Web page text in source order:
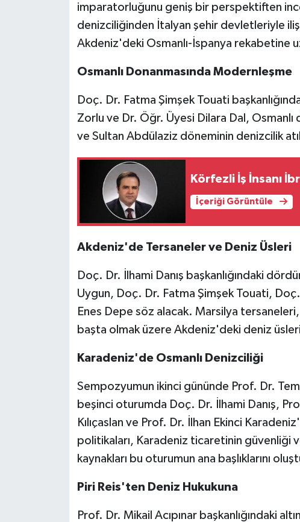
imparatorluğunu geniş bir perspektiften
denizciliğinden İtalyan şehir devletleriyle
Akdeniz'deki Osmanlı-İspanya rekabetine
Osmanlı Donanmasında Modernleşme
Doç. Dr. Fatma Şimşek Touati
Zorlu ve Dr. Öğr. Üyesi Dilara Dal,
ve Sultan Abdülaziz döneminin denizcilik
Körfezli İş İnsanı
İçeriği Görüntüle
Akdeniz'de Tersaneler ve Deniz Üsleri
Doç. Dr. İlhami Danış başkanlığındaki
Uygun, Doç. Dr. Fatma Şimşek Touati,
Enes Depe söz alacak. Marsilya
başta olmak üzere Akdeniz'deki deniz
Karadeniz'de Osmanlı Denizciliği
Sempozyumun ikinci gününde Prof. Dr.
beşinci oturumda Doç. Dr. İlhami Danış,
Kılıçaslan ve Prof. Dr. İlhan Ekinci
politikaları, Karadeniz ticaretinin güvenliği
kaynakları bu oturumun ana başlıklarını
Piri Reis'ten Deniz Hukukuna
Prof. Dr. Mikail Acıpınar başkanlığındaki